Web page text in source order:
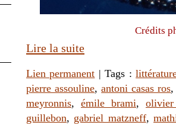
Crédits
Lire la suite
Lien permanent | Tags :
pierre assouline,antoni casas ros
meyronnis, émile brami,
guillebon, gabriel matzneff,